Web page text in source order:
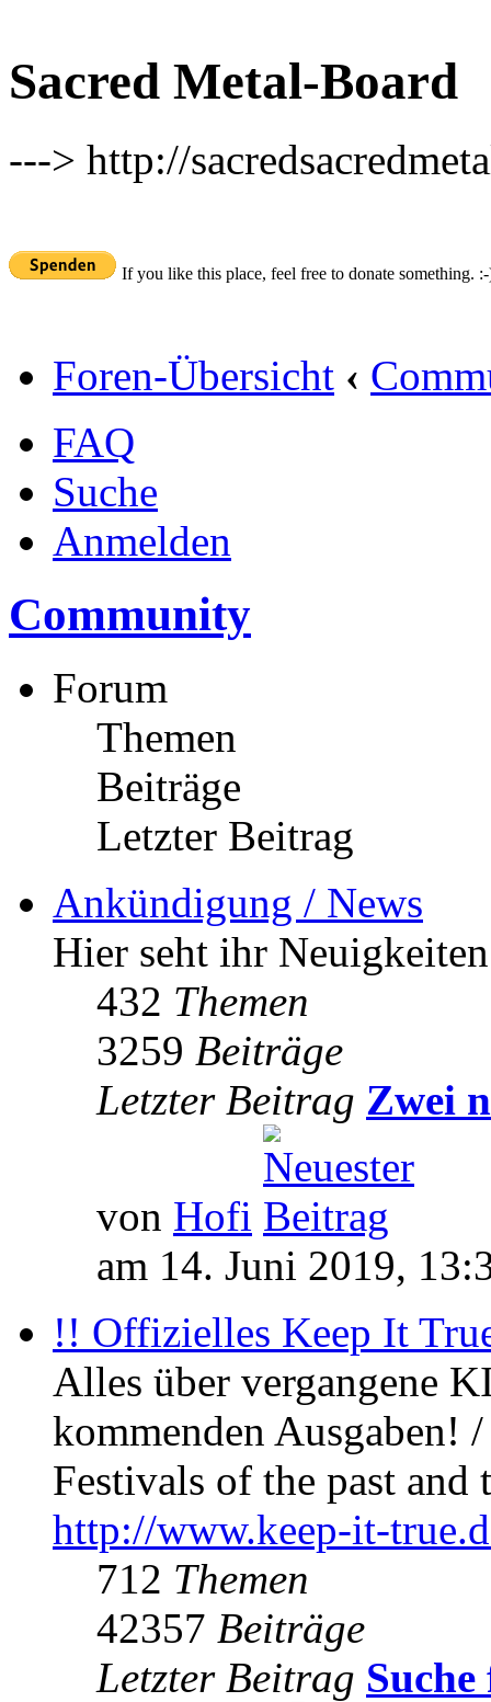
Sacred Metal-Board
---> http://
If you like this place, feel free to donate something.
Foren-Übersicht ‹
FAQ
Suche
Anmelden
Community
Forum
Themen
Beiträge
Letzter Beitrag
Ankündigung / News
Hier seht ihr
432 Themen
3259 Beiträge
Letzter Beitrag Zwei
von Hofi
am 14. Juni 2019,
!! Offizielles Keep It
Alles über vergangene
kommenden Ausgaben!
Festivals of the past
http://www.keep-it-
712 Themen
42357 Beiträge
Letzter Beitrag